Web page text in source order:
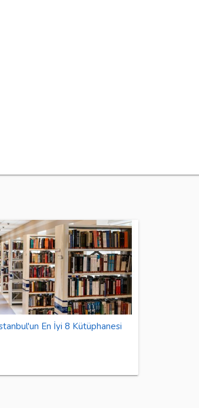
En İyi 8 Kütüphanesi